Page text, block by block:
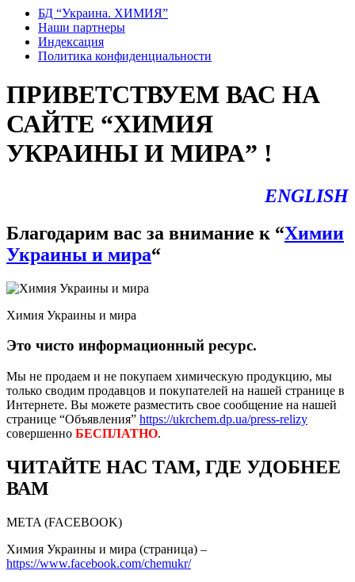
БД “Украина. ХИМИЯ”
Наши партнеры
Индексация
Политика конфиденциальности
ПРИВЕТСТВУЕМ ВАС НА
САЙТЕ “ХИМИЯ
УКРАИНЫ И МИРА” !
ENGLISH
Благодарим вас за внимание к “Химии
Украины и мира“
Химия Украины и мира
Это чисто информационный ресурс.
Мы не продаем и не покупаем химическую продукцию, мы
только сводим продавцов и покупателей на нашей странице в
Интернете. Вы можете разместить свое сообщение на нашей
странице “Объявления” https://ukrchem.dp.ua/press-relizy
совершенно БЕСПЛАТНО.
ЧИТАЙТЕ НАС ТАМ, ГДЕ УДОБНЕЕ
ВАМ
META (FACEBOOK)
Химия Украины и мира (страница) –
https://www.facebook.com/chemukr/